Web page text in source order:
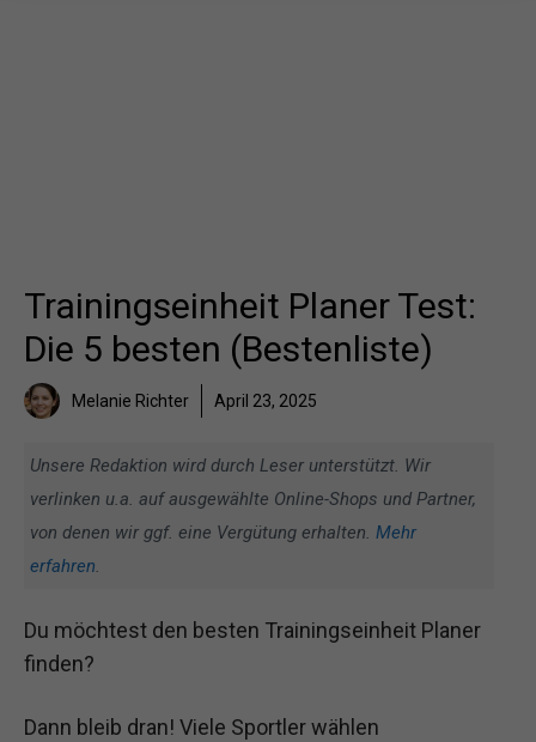
Trainingseinheit Planer Test:
Die 5 besten (Bestenliste)
Melanie Richter April 23, 2025
Unsere Redaktion wird durch Leser unterstützt. Wir
verlinken u.a. auf ausgewählte Online-Shops und Partner,
von denen wir ggf. eine Vergütung erhalten. Mehr
erfahren.
Du möchtest den besten Trainingseinheit Planer
finden?
Dann bleib dran! Viele Sportler wählen